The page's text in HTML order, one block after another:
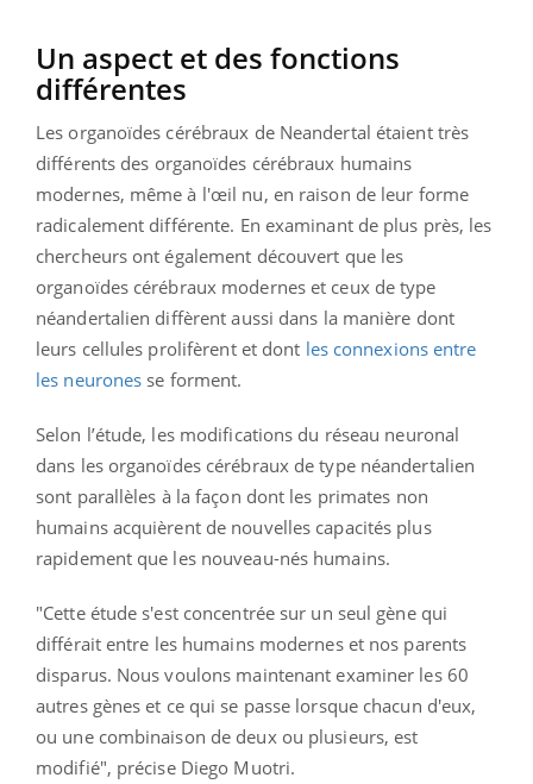
Un aspect et des fonctions
différentes
Les organoïdes cérébraux de Neandertal étaient très
différents des organoïdes cérébraux humains
modernes, même à l'œil nu, en raison de leur forme
radicalement différente. En examinant de plus près, les
chercheurs ont également découvert que les
organoïdes cérébraux modernes et ceux de type
néandertalien diffèrent aussi dans la manière dont
leurs cellules prolifèrent et dont les connexions entre
les neurones se forment.
Selon l’étude, les modifications du réseau neuronal
dans les organoïdes cérébraux de type néandertalien
sont parallèles à la façon dont les primates non
humains acquièrent de nouvelles capacités plus
rapidement que les nouveau-nés humains.
"Cette étude s'est concentrée sur un seul gène qui
différait entre les humains modernes et nos parents
disparus. Nous voulons maintenant examiner les 60
autres gènes et ce qui se passe lorsque chacun d'eux,
ou une combinaison de deux ou plusieurs, est
modifié", précise Diego Muotri.